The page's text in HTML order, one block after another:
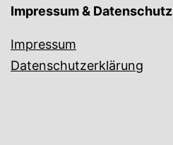
Impressum & Datenschutz
Impressum
Datenschutzerklärung